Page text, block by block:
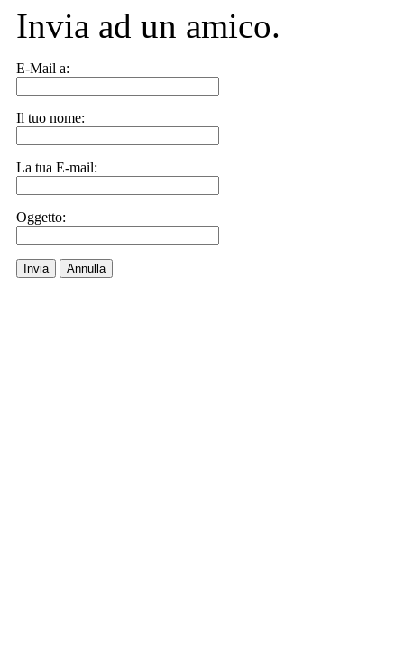
Invia ad un amico.
E-Mail a:
Il tuo nome:
La tua E-mail:
Oggetto:
Invia Annulla